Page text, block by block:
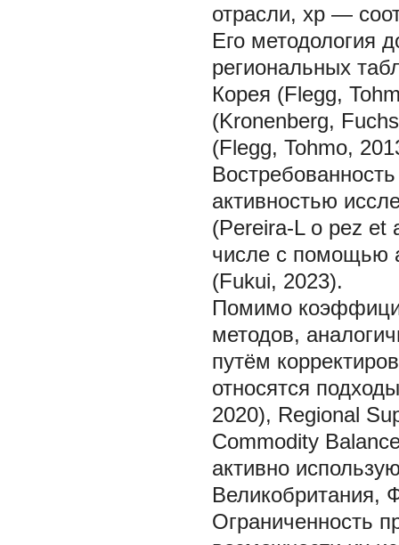
отрасли, xp —
Его методология
региональных
Корея (Flegg,
(Kronenberg,
(Flegg, Tohmo,
активностью
(Pereira-L o pez et
числе с помощью
(Fukui, 2023).
Помимо
методов,
путём
относятся
2020), Regional
Commodity
активно
Великобритания,
Ограниченность